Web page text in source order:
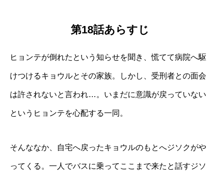
第18話あらすじ
ヒョンテが倒れたという知らせを聞き、慌てて病院へ駆
けつけるキョウルとその家族。しかし、受刑者との面会
は許されないと言われ…。いまだに意識が戻っていない
というヒョンテを心配する一同。
そんななか、自宅へ戻ったキョウルのもとへジソクがや
ってくる。一人でバスに乗ってここまで来たと話すジソ